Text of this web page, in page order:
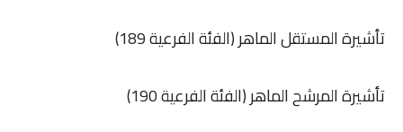
تأشيرة المستقل الماهر (الفئة الفرعية 189)
تأشيرة المرشح الماهر (الفئة الفرعية 190)